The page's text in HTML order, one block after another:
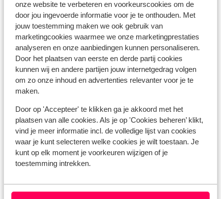
onze website te verbeteren en voorkeurscookies om de
door jou ingevoerde informatie voor je te onthouden. Met
jouw toestemming maken we ook gebruik van
marketingcookies waarmee we onze marketingprestaties
analyseren en onze aanbiedingen kunnen personaliseren.
Door het plaatsen van eerste en derde partij cookies
kunnen wij en andere partijen jouw internetgedrag volgen
om zo onze inhoud en advertenties relevanter voor je te
maken.
Door op 'Accepteer' te klikken ga je akkoord met het
plaatsen van alle cookies. Als je op 'Cookies beheren’ klikt,
vind je meer informatie incl. de volledige lijst van cookies
waar je kunt selecteren welke cookies je wilt toestaan. Je
kunt op elk moment je voorkeuren wijzigen of je
toestemming intrekken.
Huurauto
Wat gasten vinden
Dit zijn 100% echte beoordelingen van reizigers die
jou voorgingen. Meer over reviews
Meest geboekt door met partner
Zeer gastvrij en servicegericht. Prachtig
appartement van alle gemakken voorzien en
superservice van Theoni.
Zeer gastvrij en servicegericht. Prachtig
appartement van alle gemakken voorzien en
superservice van Theoni.
Hester de Kroon
Met partner
Bekijk alle 1 ervaringen